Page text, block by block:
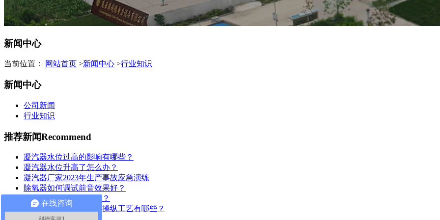
新闻中心
当前位置： 网站首页 >新闻中心 >行业知识
新闻中心
公司新闻
行业知识
推荐新闻Recommend
凝汽器水位过高的影响有哪些？
凝汽器水位升高了怎么办？
凝汽器厂家2023年生产事故应急演练
除氧器如何调试前音效果好？
为何凝汽器要换管改造？
凝汽器管板防腐保护的操纵工艺有哪些？
在线咨询